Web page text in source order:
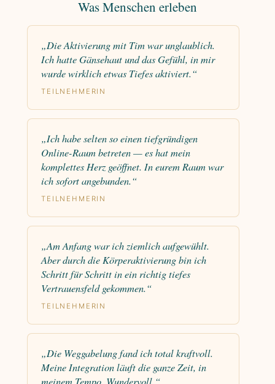
Was Menschen erleben
„Die Aktivierung mit Tim war unglaublich.
Ich hatte Gänsehaut und das Gefühl, in mir
wurde wirklich etwas Tiefes aktiviert.“
TEILNEHMERIN
„Ich habe selten so einen tiefgründigen
Online-Raum betreten — es hat mein
komplettes Herz geöffnet. In eurem Raum war
ich sofort angebunden.“
TEILNEHMERIN
„Am Anfang war ich ziemlich aufgewühlt.
Aber durch die Körperaktivierung bin ich
Schritt für Schritt in ein richtig tiefes
Vertrauensfeld gekommen.“
TEILNEHMERIN
„Die Weggabelung fand ich total kraftvoll.
Meine Integration läuft die ganze Zeit, in
meinem Tempo. Wundervoll.“